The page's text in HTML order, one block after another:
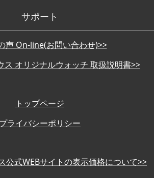
サポート
声 On-line(お問い合わせ)>>
ス オリジナルウォッチ 取扱説明書>>
トップページ
プライバシーポリシー
公式WEBサイトの表示価格について>>